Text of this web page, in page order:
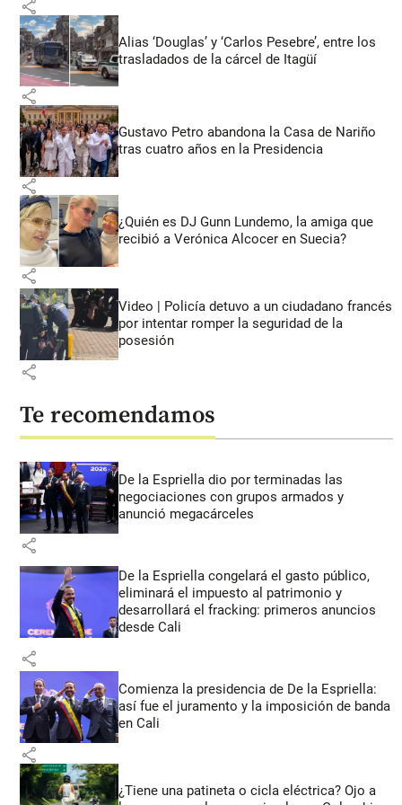
share
Alias ‘Douglas’ y ‘Carlos Pesebre’, entre los
trasladados de la cárcel de Itagüí
share
Gustavo Petro abandona la Casa de Nariño
tras cuatro años en la Presidencia
share
¿Quién es DJ Gunn Lundemo, la amiga que
recibió a Verónica Alcocer en Suecia?
share
Video | Policía detuvo a un ciudadano francés
por intentar romper la seguridad de la
posesión
share
Te recomendamos
De la Espriella dio por terminadas las
negociaciones con grupos armados y
anunció megacárceles
share
De la Espriella congelará el gasto público,
eliminará el impuesto al patrimonio y
desarrollará el fracking: primeros anuncios
desde Cali
share
Comienza la presidencia de De la Espriella:
así fue el juramento y la imposición de banda
en Cali
share
¿Tiene una patineta o cicla eléctrica? Ojo a